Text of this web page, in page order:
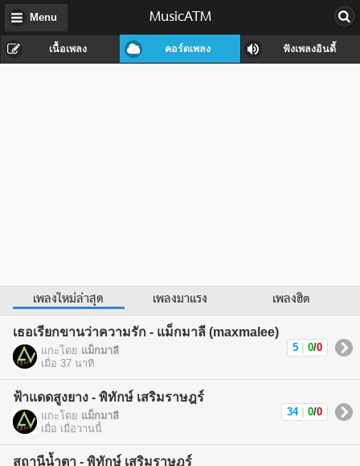
Menu MusicATM
เนื้อเพลง คอร์ดเพลง ฟังเพลงอินดี้
เพลงใหม่ล่าสุด เพลงมาแรง เพลงฮิต
เธอเรียกขานว่าความรัก - แม็กมาลี (maxmalee)
แกะโดย แม็กมาลี
เมื่อ 37 นาที
5 0/0
ฟ้าแดดสูงยาง - พิทักษ์ เสริมราษฎร์
แกะโดย แม็กมาลี
เมื่อ เมื่อวานนี้
34 0/0
สถานีน้ำตา - พิทักษ์ เสริมราษฎร์